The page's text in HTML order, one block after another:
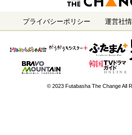
プライバシーポリシー 運営社
© 2023 Futabasha The Change All